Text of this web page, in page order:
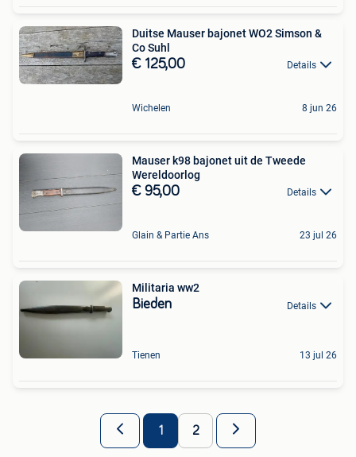
Duitse Mauser bajonet WO2 Simson &
Co Suhl
€ 125,00 Details
Wichelen 8 jun 26
Mauser k98 bajonet uit de Tweede
Wereldoorlog
€ 95,00 Details
Glain & Partie Ans 23 jul 26
Militaria ww2
Bieden Details
Tienen 13 jul 26
1 2